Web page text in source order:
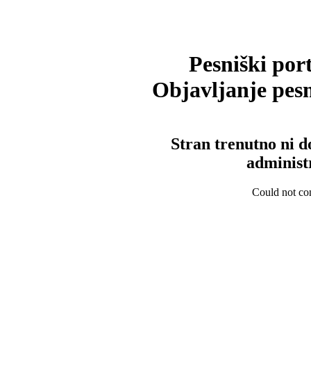
Pesniški
Objavljanje
Stran trenutno ni
Could not